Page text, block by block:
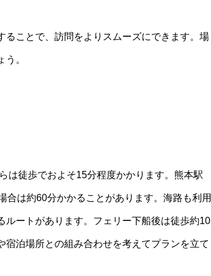
ことで、訪問をよりスムーズにできます。場
。
は徒歩でおよそ15分程度かかります。熊本駅
は約60分かかることがあります。海路も利用
ートがあります。フェリー下船後は徒歩約10
泊場所との組み合わせを考えてプランを立て